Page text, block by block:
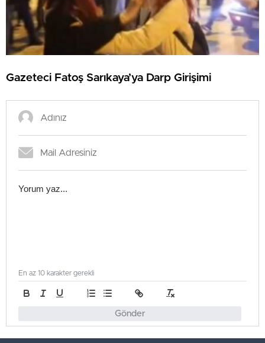
Gazeteci Fatoş Sarıkaya’ya Darp Girişimi
Gönder
En az 10 karakter gerekli